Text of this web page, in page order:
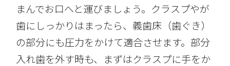
まんでお口へと運びましょう。クラスプやが
歯にしっかりはまったら、義歯床（歯ぐき）
の部分にも圧力をかけて適合させます。部分
入れ歯を外す時も、まずはクラスプに手をか